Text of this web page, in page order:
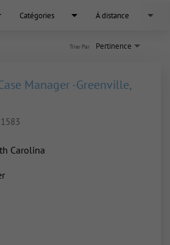
Catégories À distance
Pertinence
Trier Par
Manager -Greenville,
Carolina